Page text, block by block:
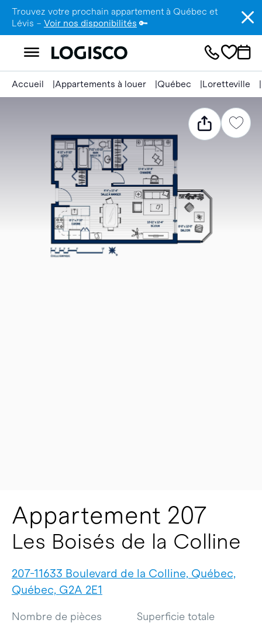
Trouvez votre prochain appartement à Québec et
Lévis – Voir nos disponibilités 🔑
Accueil Appartements à louer Québec Loretteville
Appartement 207
Les Boisés de la Colline
207-11633 Boulevard de la Colline, Québec,
Québec, G2A 2E1
Nombre de pièces Superficie totale